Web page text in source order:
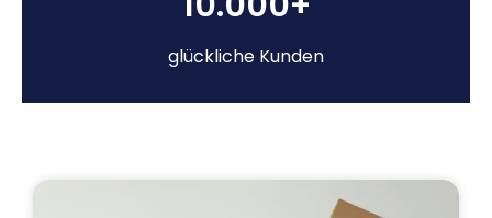
glückliche Kunden